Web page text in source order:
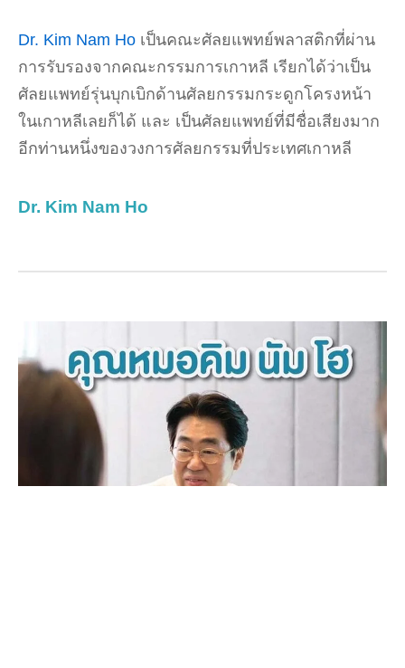
Dr. Kim Nam Ho เป็นคณะศัลยแพทย์พลาสติกที่ผ่าน
การรับรองจากคณะกรรมการเกาหลี เรียกได้ว่าเป็น
ศัลยแพทย์รุ่นบุกเบิกด้านศัลยกรรมกระดูกโครงหน้า
ในเกาหลีเลยก็ได้ และ เป็นศัลยแพทย์ที่มีชื่อเสียงมาก
อีกท่านหนึ่งของวงการศัลยกรรมที่ประเทศเกาหลี
Dr. Kim Nam Ho